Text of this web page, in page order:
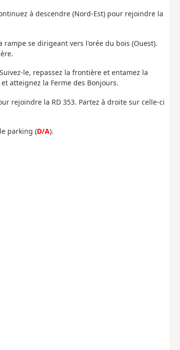
à descendre (Nord-Est) pour rejoindre la
se dirigeant vers l'orée du bois (Ouest).
le, repassez la frontière et entamez la
atteignez la Ferme des Bonjours.
rejoindre la RD 353. Partez à droite sur celle-ci
parking (D/A).